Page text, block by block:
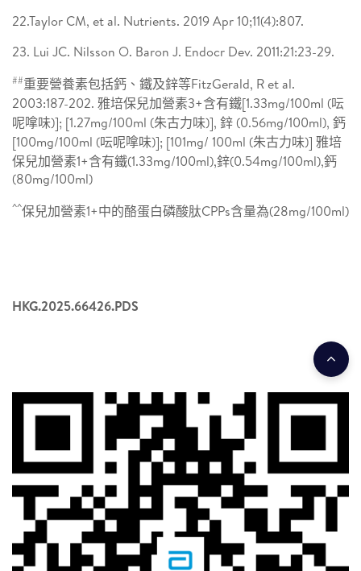
22.Taylor CM, et al. Nutrients. 2019 Apr 10;11(4):807.
23. Lui JC. Nilsson O. Baron J. Endocr Dev. 2011:21:23-29.
##重要營養素包括鈣、鐵及鋅等FitzGerald, R et al.
2003:187-202. 雅培保兒加營素3+含有鐵[1.33mg/100ml (呍
呢嗱味)]; [1.27mg/100ml (朱古力味)], 鋅 (0.56mg/100ml), 鈣
[100mg/100ml (呍呢嗱味)]; [101mg/ 100ml (朱古力味)] 雅培
保兒加營素1+含有鐵(1.33mg/100ml),鋅(0.54mg/100ml),鈣
(80mg/100ml)
^^保兒加營素1+中的酪蛋白磷酸肽CPPs含量為(28mg/100ml)
HKG.2025.66426.PDS